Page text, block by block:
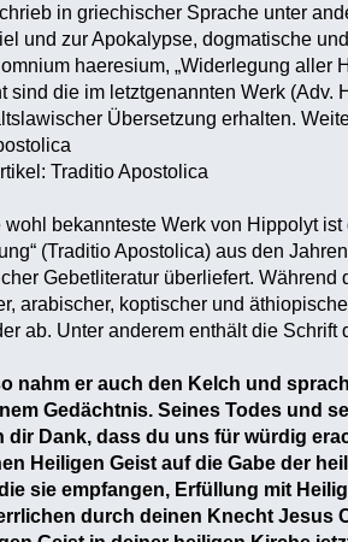
in griechischer Sprache unter
und zur Apokalypse, dogmatische
haeresium, „Widerlegung aller
sind die im letztgenannten Werk (Adv.
Übersetzung erhalten.
Traditio Apostolica
wohl bekannteste Werk von Hippolyt
(Traditio Apostolica) aus den
Gebetliteratur überliefert.
arabischer, koptischer und
ab. Unter anderem enthält die
nahm er auch den Kelch und
Gedächtnis. Seines Todes und
dir Dank, dass du uns für würdig
Heiligen Geist auf die Gabe der
sie empfangen, Erfüllung mit
durch deinen Knecht Jesus